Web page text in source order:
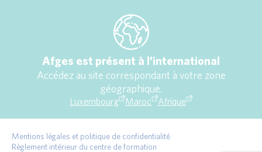
Afges est présent à l’international
Accédez au site correspondant à votre zone
géographique.
Luxembourg Maroc Afrique
Mentions légales et politique de confidentialité
Règlement intérieur du centre de formation